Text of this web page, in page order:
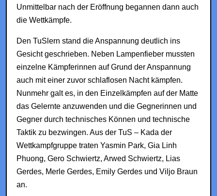
Unmittelbar nach der Eröffnung begannen dann auch
die Wettkämpfe.
Den TuSlern stand die Anspannung deutlich ins
Gesicht geschrieben. Neben Lampenfieber mussten
einzelne Kämpferinnen auf Grund der Anspannung
auch mit einer zuvor schlaflosen Nacht kämpfen.
Nunmehr galt es, in den Einzelkämpfen auf der Matte
das Gelernte anzuwenden und die Gegnerinnen und
Gegner durch technisches Können und technische
Taktik zu bezwingen. Aus der TuS – Kada der
Wettkampfgruppe traten Yasmin Park, Gia Linh
Phuong, Gero Schwiertz, Arwed Schwiertz, Lias
Gerdes, Merle Gerdes, Emily Gerdes und Viljo Braun
an.